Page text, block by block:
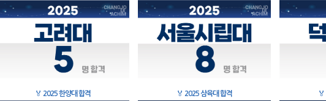
🏅 2025 한양대 합격 🏅 2025 삼육대 합격 🏅